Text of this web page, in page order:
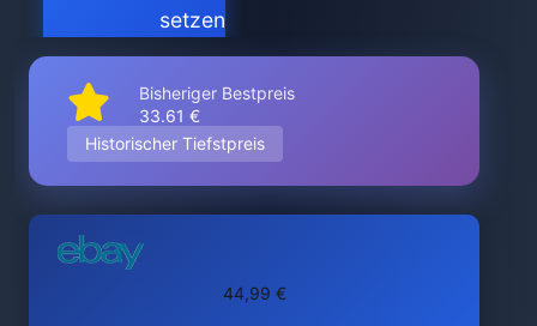
setzen
Bisheriger Bestpreis
33.61 €
Historischer Tiefstpreis
44,99 €